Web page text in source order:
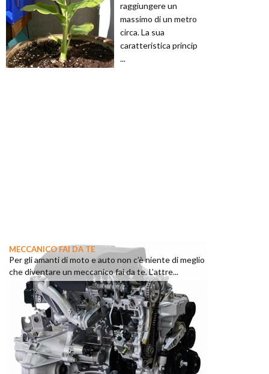
raggiungere un
massimo di un metro
circa. La sua
caratteristica princip
...
MECCANICO FAI DA TE
Per gli amanti di moto e auto non c’è niente di meglio
che diventare un meccanico fai da te. L’attre...